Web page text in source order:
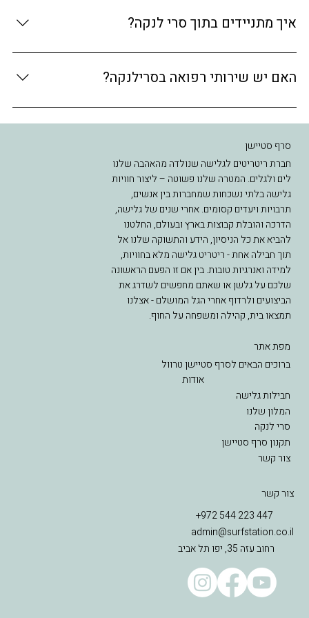
דקות נסיעה מהמלון. שומרי כשרות אשר מקפידים מאוד,
מביאים איתם לטיולים, שימורים מהארץ, אוכלים צמחוני,
ומבשלים בסירים אישיים שהוטבלו.
איך מתניידים בתוך סרי לנקה?
ככלל ההתניידות הפשוטה והזולה ביותר היא בטוקטוקים בין
500- 2000 רופי לנסיעה קצרה, מכיוון שכל מה שאתם צריכים
נמצא במרחק הליכה או נסיעה קצרה. במקרה של נסיעה למרחק
העולה על 30 דקות נוח יותר לנסוע במונית או ואן
האם יש שירותי רפואה בסרילנקה?
קיימים מספר בתי מרקחת בכל עיירה בעיירה שבה אנו ישנים
ישנן מספר מרפאות פרטיות למקרה הצורך במרחק נסיעה לעיר
ברמה בינלאומית
צור קשר
+972 544 223 447
admin@surfstation.co.il
רחוב עזה 35, יפו תל אביב
מפת אתר
ברוכים הבאים לסרף סטיישן טרוול
אודות
חבילות גלישה
המלון שלנו
סרי לנקה
תקנון סרף סטיישן
צור קשר
סרף סטיישן
חברת ריטריטים לגלישה שנולדה מהאהבה שלנו
לים ולגלים. המטרה שלנו פשוטה – ליצור חוויות
גלישה בלתי נשכחות שמחברות בין אנשים,
תרבויות ויעדים קסומים. אחרי שנים של גלישה,
הדרכה והובלת קבוצות בארץ ובעולם, החלטנו
להביא את כל הניסיון, הידע והתשוקה שלנו אל
תוך חבילה אחת - ריטריט גלישה מלא בחוויות,
למידה ואנרגיות טובות. בין אם זו הפעם הראשונה
שלכם על גלשן או שאתם מחפשים לשדרג את
הביצועים ולרדוף אחרי הגל המושלם - אצלנו
תמצאו בית, קהילה ומשפחה על החוף.